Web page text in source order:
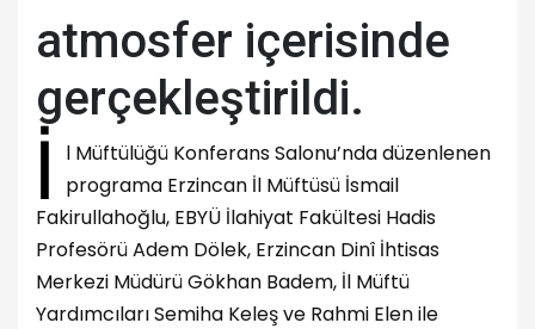
atmosfer içerisinde
gerçekleştirildi.
İ
l Müftülüğü Konferans Salonu’nda düzenlenen
programa Erzincan İl Müftüsü İsmail
Fakirullahoğlu, EBYÜ İlahiyat Fakültesi Hadis
Profesörü Adem Dölek, Erzincan Dinî İhtisas
Merkezi Müdürü Gökhan Badem, İl Müftü
Yardımcıları Semiha Keleş ve Rahmi Elen ile